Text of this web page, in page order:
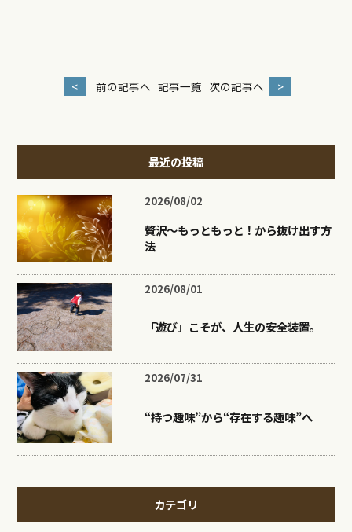
< 前の記事へ 記事一覧 次の記事へ >
最近の投稿
2026/08/02
贅沢〜もっともっと！から抜け出す方
法
2026/08/01
「遊び」こそが、人生の安全装置。
2026/07/31
“持つ趣味”から“存在する趣味”へ
カテゴリ